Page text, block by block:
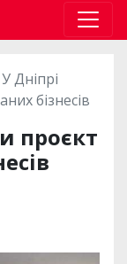
У Дніпрі
бізнесів
проєкт